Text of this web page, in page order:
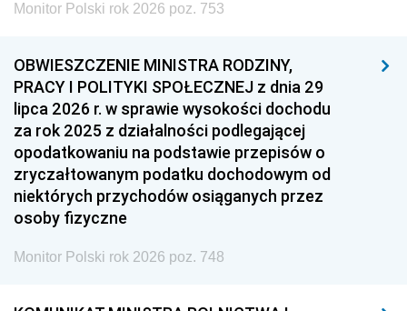
Monitor Polski rok 2026 poz. 753
OBWIESZCZENIE MINISTRA RODZINY,
PRACY I POLITYKI SPOŁECZNEJ z dnia 29
lipca 2026 r. w sprawie wysokości dochodu
za rok 2025 z działalności podlegającej
opodatkowaniu na podstawie przepisów o
zryczałtowanym podatku dochodowym od
niektórych przychodów osiąganych przez
osoby fizyczne
Monitor Polski rok 2026 poz. 748